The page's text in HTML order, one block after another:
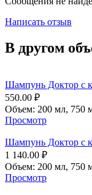
Написать отзыв
В другом
Шампунь Доктор с
550.00 ₽
Объем: 200 мл, 750
Просмотр
Шампунь Доктор с
1 140.00 ₽
Объем: 200 мл, 750
Просмотр